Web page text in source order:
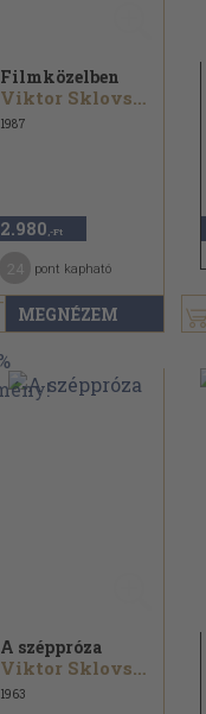
MEGNÉZEM
Filmközelben
Viktor Sklovszkij
1987
2.980 ,-Ft
pont kapható
A széppróza
Viktor Sklovszkij
1963